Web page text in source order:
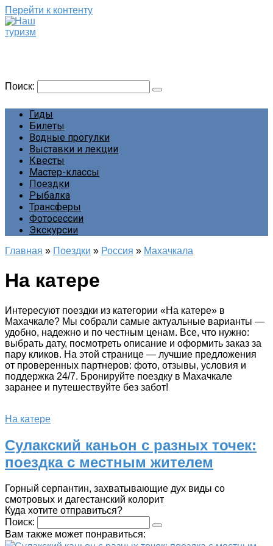
Перейти к контенту
Поиск:
Гиды
Билеты
Водные прогулки
Выставки и лекции
Квесты
Мастер-классы
Поездки
Рыбалка
Трансферы
Фотосессии
Экскурсии
Главная » Поездки » Россия » Махачкала
На катере
Интересуют поездки из категории «На катере» в
Махачкале? Мы собрали самые актуальные варианты —
удобно, надежно и по честным ценам. Все, что нужно:
выбрать дату, посмотреть описание и оформить заказ за
пару кликов. На этой странице — лучшие предложения
от проверенных партнеров: фото, отзывы, условия и
поддержка 24/7. Бронируйте поездку в Махачкале
заранее и путешествуйте без забот!
На катере
Сулакский каньон с разных точек:
поездка с местным жителем
Горный серпантин, захватывающие дух виды со
смотровых и дагестанский колорит
Куда хотите отправиться?
Поиск:
Вам также может понравиться: